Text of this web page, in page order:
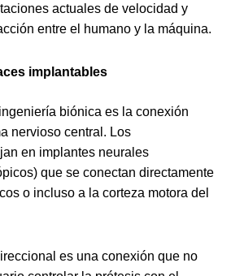
actuales de velocidad y
entre el humano y la máquina.
implantables
biónica es la conexión
nervioso central. Los
en implantes neurales
que se conectan directamente
o incluso a la corteza motora del
es una conexión que no